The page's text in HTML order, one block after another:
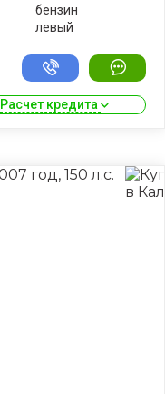
бензин
левый
Расчет кредита